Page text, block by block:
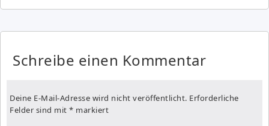
Schreibe einen Kommentar
Deine E-Mail-Adresse wird nicht veröffentlicht. Erforderliche
Felder sind mit * markiert